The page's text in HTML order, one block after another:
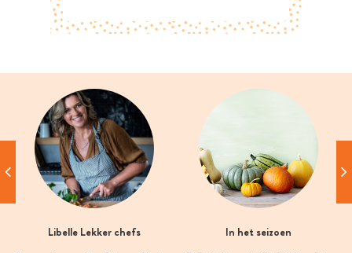
Libelle Lekker chefs In het seizoen